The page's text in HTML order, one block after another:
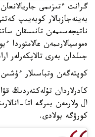
گرانت ءتىزىمى
بەينەجازبالار كوبەيىپ
ناتيجەسىمەن تانىسقان
ەموسيالارىمەن
جىلدان بەرى تالاپكەرلەر
كوپتەگەن وتباسىلار
كادرلاردان تۇلەكتەردىڭ
ال ولارمەن بىرگە اتا-
كورۋگە بولادى.